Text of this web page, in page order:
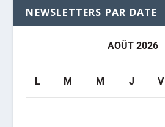
NEWSLETTERS PAR DATE
AOÛT 2026
L M M J V